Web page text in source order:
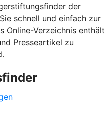
der
schnell und einfach zur
Online-Verzeichnis enthält
Presseartikel zu